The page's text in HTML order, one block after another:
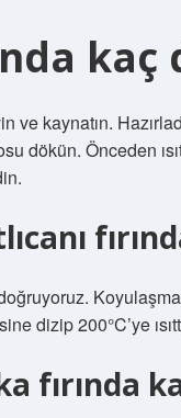
kaynatın.
dökün. Önceden
dizip 200°C’ye
fırında